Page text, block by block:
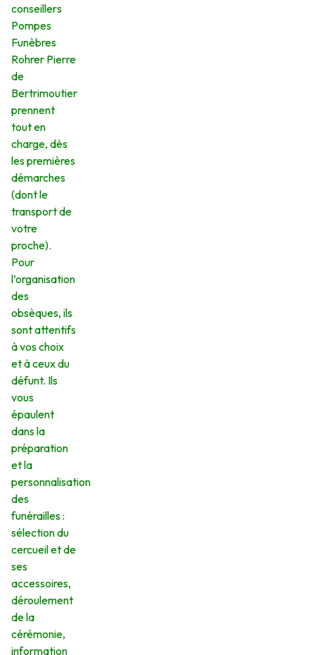
conseillers
Pompes
Funèbres
Rohrer Pierre
de
Bertrimoutier
prennent
tout en
charge, dès
les premières
démarches
(dont le
transport de
votre
proche).
Pour
l’organisation
des
obsèques, ils
sont attentifs
à vos choix
et à ceux du
défunt. Ils
vous
épaulent
dans la
préparation
et la
personnalisation
des
funérailles :
sélection du
cercueil et de
ses
accessoires,
déroulement
de la
cérémonie,
information